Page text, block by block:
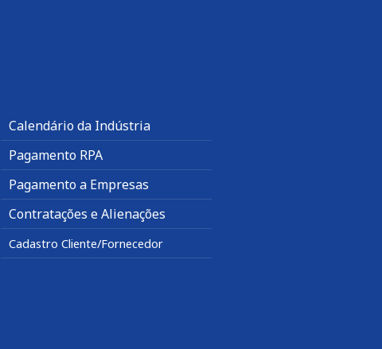
Calendário da Indústria
Pagamento RPA
Pagamento a Empresas
Contratações e Alienações
Cadastro Cliente/Fornecedor